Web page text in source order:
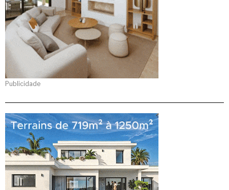
Publicidade